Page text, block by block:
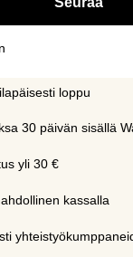
loppu
30 päivän sisällä
yli 30 €
kassalla